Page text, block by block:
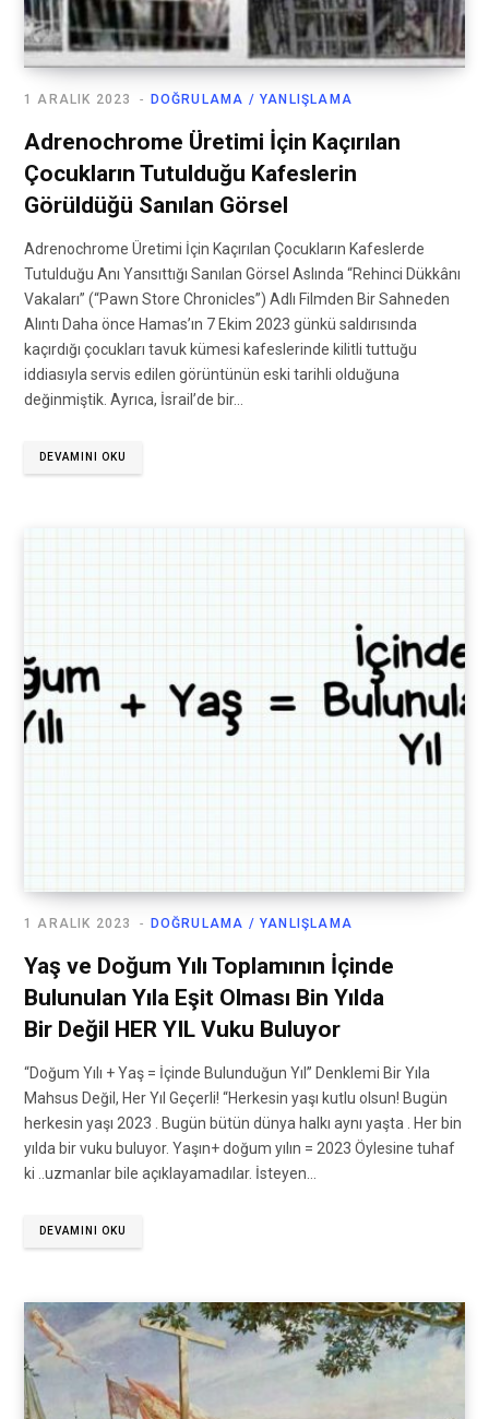
DOĞRULAMA / YANLIŞLAMA
1 ARALIK 2023
Adrenochrome Üretimi İçin Kaçırılan
Çocukların Tutulduğu Kafeslerin
Görüldüğü Sanılan Görsel
Adrenochrome Üretimi İçin Kaçırılan Çocukların Kafeslerde
Tutulduğu Anı Yansıttığı Sanılan Görsel Aslında “Rehinci Dükkânı
Vakaları” (“Pawn Store Chronicles”) Adlı Filmden Bir Sahneden
Alıntı Daha önce Hamas’ın 7 Ekim 2023 günkü saldırısında
kaçırdığı çocukları tavuk kümesi kafeslerinde kilitli tuttuğu
iddiasıyla servis edilen görüntünün eski tarihli olduğuna
değinmiştik. Ayrıca, İsrail’de bir…
DEVAMINI OKU
DOĞRULAMA / YANLIŞLAMA
1 ARALIK 2023
Yaş ve Doğum Yılı Toplamının İçinde
Bulunulan Yıla Eşit Olması Bin Yılda
Bir Değil HER YIL Vuku Buluyor
“Doğum Yılı + Yaş = İçinde Bulunduğun Yıl” Denklemi Bir Yıla
Mahsus Değil, Her Yıl Geçerli! “Herkesin yaşı kutlu olsun! Bugün
herkesin yaşı 2023 . Bugün bütün dünya halkı aynı yaşta . Her bin
yılda bir vuku buluyor. Yaşın+ doğum yılın = 2023 Öylesine tuhaf
ki ..uzmanlar bile açıklayamadılar. İsteyen…
DEVAMINI OKU